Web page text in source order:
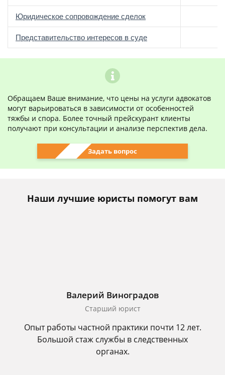
Юридическое сопровождение сделок
Представительство интересов в суде
Обращаем Ваше внимание, что цены на услуги адвокатов
могут варьироваться в зависимости от особенностей
тяжбы и спора. Более точный прейскурант клиенты
получают при консультации и анализе перспектив дела.
Задать вопрос
Наши лучшие юристы помогут вам
Валерий Виноградов
Старший юрист
Опыт работы частной практики почти 12 лет.
Большой стаж службы в следственных
органах.